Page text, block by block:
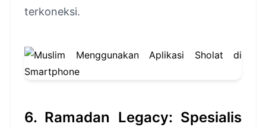
terkoneksi.
6. Ramadan Legacy: Spesialis